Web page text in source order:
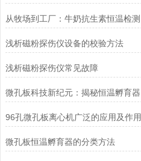
浅析磁粉探伤仪设备的校验方法
浅析磁粉探伤仪常见故障
96孔微孔板离心机广泛的应用及作用
微孔板恒温孵育器的分类方法